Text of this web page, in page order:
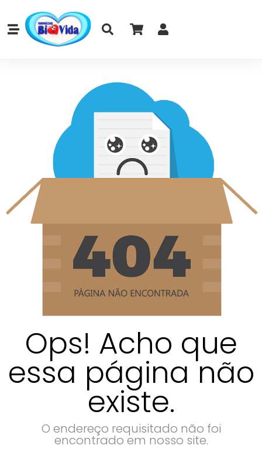
Ops! Acho que
essa página não
existe.
O endereço requisitado não foi
encontrado em nosso site.